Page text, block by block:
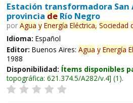
Estación transformadora San
provincia deRío Negro
por Agua y Energía Eléctrica, Sociedad
Idioma: Español
Editor: Buenos Aires: Agua y Energía
1988
Disponibilidad: Ítems disponibles
topográfica: 621.374.5/A282/v.4 (1).